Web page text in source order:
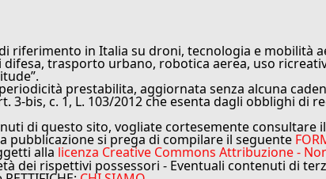
riferimento in Italia su droni, tecnologia e mobilità
trasporto urbano, robotica aerea, uso
prestabilita, aggiornata senza alcuna
bis, c. 1, L. 103/2012 che esenta dagli obblighi di
di questo sito, vogliate cortesemente consultare il
pubblicazione si prega di compilare il seguente
alla licenza Creative Commons Attribuzione -
dei rispettivi possessori - Eventuali contenuti di